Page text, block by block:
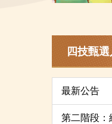
四技甄
最新公告
第二階段：